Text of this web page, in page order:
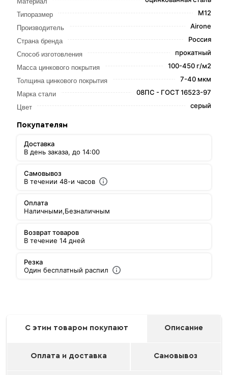
Типоразмер М12
Производитель Airone
Страна бренда Россия
Способ изготовления прокатный
Масса цинкового покрытия 100-450 г/м2
Толщина цинкового покрытия 7-40 мкм
Марка стали 08ПС - ГОСТ 16523-97
Цвет серый
Покупателям
Доставка
В день заказа, до 14:00
Самовывоз
В течении 48-и часов
Оплата
Наличными,Безналичным
Возврат товаров
В течение 14 дней
Резка
Один бесплатный распил
С этим товаром покупают Описание
Оплата и доставка Самовывоз